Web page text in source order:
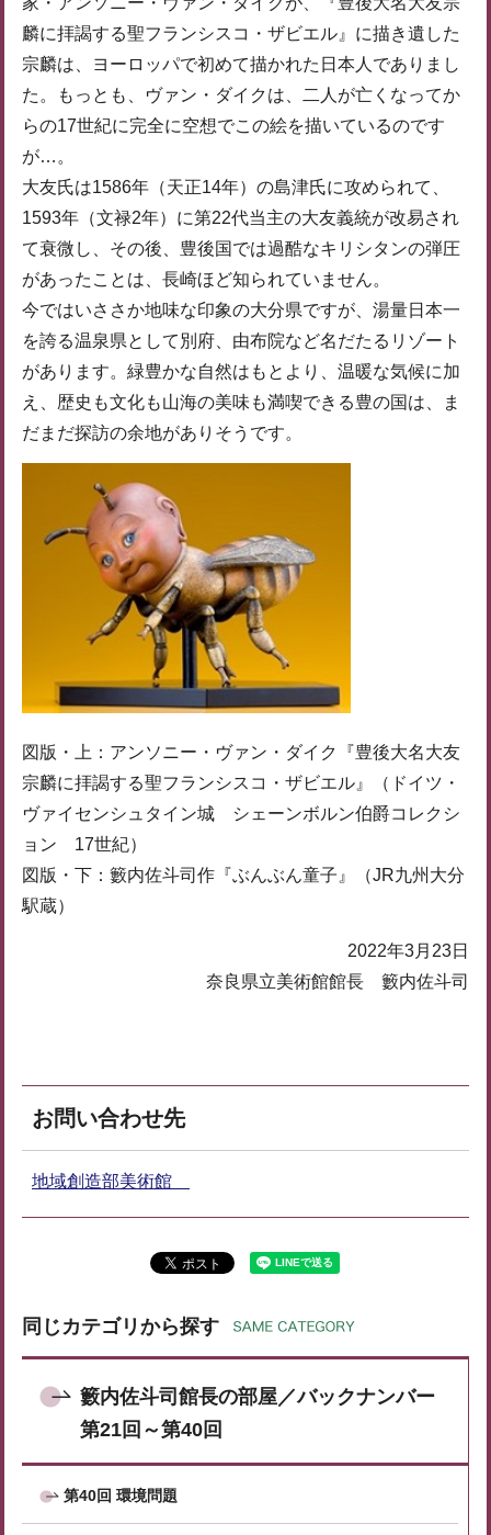
麟に拝謁する聖フランシスコ・ザビエル』に描き遺した
宗麟は、ヨーロッパで初めて描かれた日本人でありまし
た。もっとも、ヴァン・ダイクは、二人が亡くなってか
らの17世紀に完全に空想でこの絵を描いているのです
が…。
大友氏は1586年（天正14年）の島津氏に攻められて、
1593年（文禄2年）に第22代当主の大友義統が改易され
て衰微し、その後、豊後国では過酷なキリシタンの弾圧
があったことは、長崎ほど知られていません。
今ではいささか地味な印象の大分県ですが、湯量日本一
を誇る温泉県として別府、由布院など名だたるリゾート
があります。緑豊かな自然はもとより、温暖な気候に加
え、歴史も文化も山海の美味も満喫できる豊の国は、ま
だまだ探訪の余地がありそうです。
図版・上：アンソニー・ヴァン・ダイク『豊後大名大友
宗麟に拝謁する聖フランシスコ・ザビエル』（ドイツ・
ヴァイセンシュタイン城 シェーンボルン伯爵コレクシ
ョン 17世紀）
図版・下：籔内佐斗司作『ぶんぶん童子』（JR九州大分
駅蔵）
2022年3月23日
奈良県立美術館館長 籔内佐斗司
お問い合わせ先
地域創造部美術館
同じカテゴリから探す
籔内佐斗司館長の部屋／バックナンバー
第21回～第40回
第40回 環境問題